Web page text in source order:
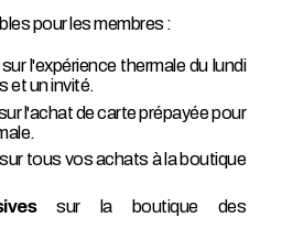
pour les membres :
l'expérience thermale du lundi
et un invité.
l'achat de carte prépayée pour
tous vos achats à la boutique
sur la boutique des